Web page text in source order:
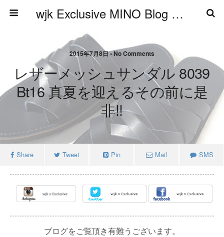
wjk Exclusive MINO Blog ブログ
2015年7月8日 • No Comments
レザーメッシュサンダル 8039
Bt16 真夏を迎えるその前に是
非!!
Share Tweet Pin Mail SMS
ブログをご覧頂き有難うございます。